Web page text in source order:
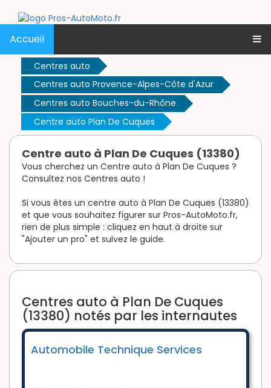
Accueil
Centres auto
Centres auto Provence-Alpes-Côte d'Azur
Centres auto Bouches-du-Rhône
Centre auto Plan De Cuques
Centre auto à Plan De Cuques (13380)
Vous cherchez un Centre auto à Plan De Cuques ?
Consultez nos Centres auto !
Si vous êtes un centre auto à Plan De Cuques (13380)
et que vous souhaitez figurer sur Pros-AutoMoto.fr,
rien de plus simple : cliquez en haut à droite sur
"Ajouter un pro" et suivez le guide.
Centres auto à Plan De Cuques
(13380) notés par les internautes
Automobile Technique Services